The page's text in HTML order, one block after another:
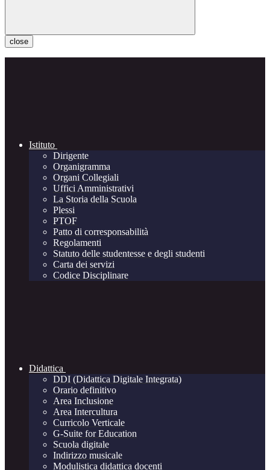
close
Istituto
Dirigente
Organigramma
Organi Collegiali
Uffici Amministrativi
La Storia della Scuola
Plessi
PTOF
Patto di corresponsabilità
Regolamenti
Statuto delle studentesse e degli studenti
Carta dei servizi
Codice Disciplinare
Didattica
DDI (Didattica Digitale Integrata)
Orario definitivo
Area Inclusione
Area Intercultura
Curricolo Verticale
G-Suite for Education
Scuola digitale
Indirizzo musicale
Modulistica didattica docenti